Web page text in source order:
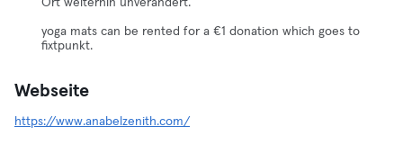
Ort weiterhin unverändert.
yoga mats can be rented for a €1 donation which goes to
fixtpunkt.
Webseite
https://www.anabelzenith.com/